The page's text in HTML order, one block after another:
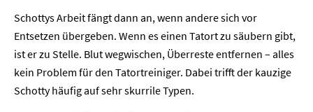
Schottys Arbeit fängt dann an, wenn andere sich vor
Entsetzen übergeben. Wenn es einen Tatort zu säubern gibt,
ist er zu Stelle. Blut wegwischen, Überreste entfernen – alles
kein Problem für den Tatortreiniger. Dabei trifft der kauzige
Schotty häufig auf sehr skurrile Typen.